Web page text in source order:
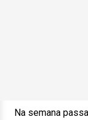
Na semana